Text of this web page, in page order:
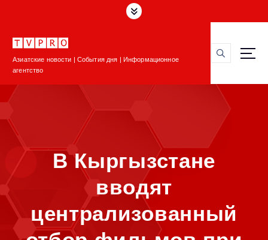
к
Азиатские новости | События дня | Информационное
агентство
В Кыргызстане
вводят
централизованный